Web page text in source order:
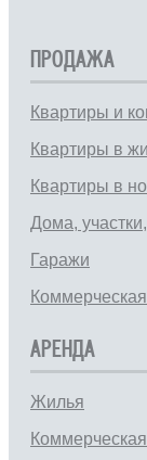
ПРОДАЖА
Квартиры и
Квартиры в
Квартиры в
Дома,
Гаражи
АРЕНДА
Жилья